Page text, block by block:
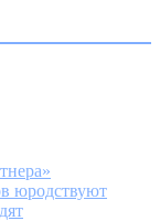
юродствуют